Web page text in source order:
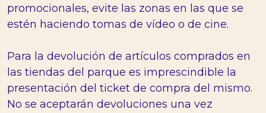
promocionales, evite las zonas en las que se
estén haciendo tomas de vídeo o de cine.
Para la devolución de artículos comprados en
las tiendas del parque es imprescindible la
presentación del ticket de compra del mismo.
No se aceptarán devoluciones una vez